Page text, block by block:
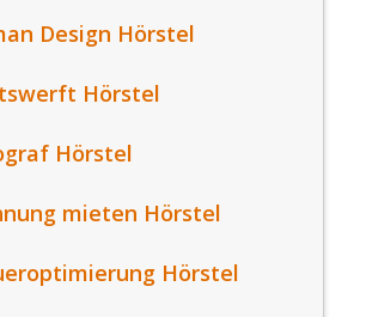
Design Hörstel
Hörstel
Hörstel
mieten Hörstel
Hörstel